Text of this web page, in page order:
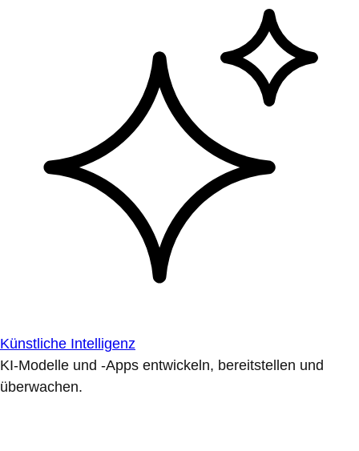
Künstliche Intelligenz
KI-Modelle und -Apps entwickeln, bereitstellen und
überwachen.